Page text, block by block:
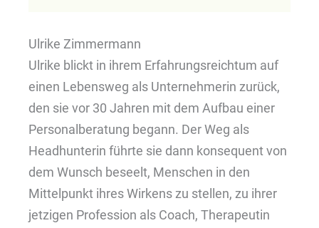
Ulrike Zimmermann
Ulrike blickt in ihrem Erfahrungsreichtum auf
einen Lebensweg als Unternehmerin zurück,
den sie vor 30 Jahren mit dem Aufbau einer
Personalberatung begann. Der Weg als
Headhunterin führte sie dann konsequent von
dem Wunsch beseelt, Menschen in den
Mittelpunkt ihres Wirkens zu stellen, zu ihrer
jetzigen Profession als Coach, Therapeutin